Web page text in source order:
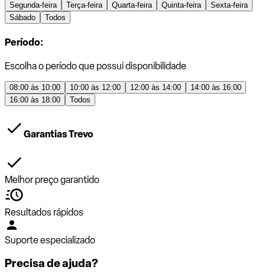
Segunda-feira Terça-feira Quarta-feira Quinta-feira
Sexta-feira
Sábado
Todos
Período:
Escolha o período que possui disponibilidade
08:00 às 10:00 10:00 às 12:00 12:00 às 14:00
14:00 às 16:00
16:00 às 18:00
Todos
Garantias Trevo
Melhor preço garantido
Resultados rápidos
Suporte especializado
Precisa de ajuda?